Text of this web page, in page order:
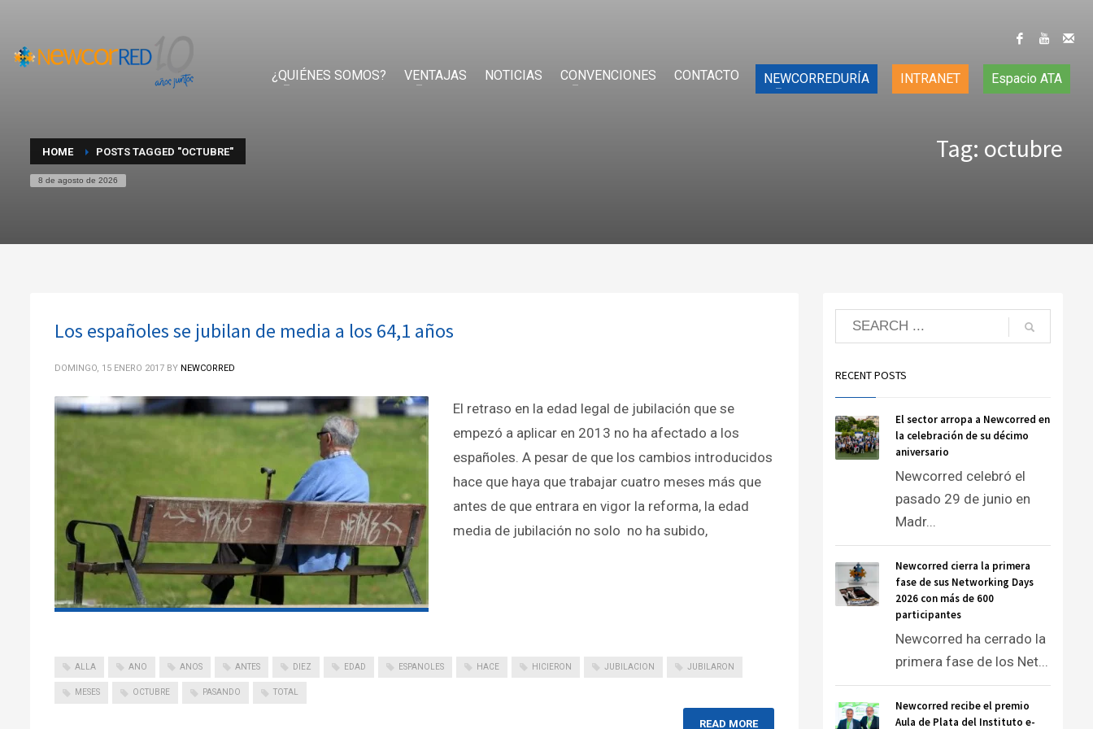
¿QUIÉNES SOMOS? VENTAJAS NOTICIAS CONVENCIONES CONTACTO NEWCORREDURÍA INTRANET Espacio ATA
HOME POSTS TAGGED "OCTUBRE"
8 de agosto de 2026
Tag: octubre
Los españoles se jubilan de media a los 64,1 años
DOMINGO, 15 ENERO 2017 BY NEWCORRED
El retraso en la edad legal de jubilación que se
empezó a aplicar en 2013 no ha afectado a los
españoles. A pesar de que los cambios introducidos
hace que haya que trabajar cuatro meses más que
antes de que entrara en vigor la reforma, la edad
media de jubilación no solo no ha subido,
ALLA ANO ANOS ANTES DIEZ EDAD ESPANOLES HACE HICIERON JUBILACION JUBILARON
MESES OCTUBRE PASANDO TOTAL
READ MORE
RECENT POSTS
El sector arropa a Newcorred en
la celebración de su décimo
aniversario
Newcorred celebró el
pasado 29 de junio en
Madr...
Newcorred cierra la primera
fase de sus Networking Days
2026 con más de 600
participantes
Newcorred ha cerrado la
primera fase de los Net...
Newcorred recibe el premio
Aula de Plata del Instituto e-